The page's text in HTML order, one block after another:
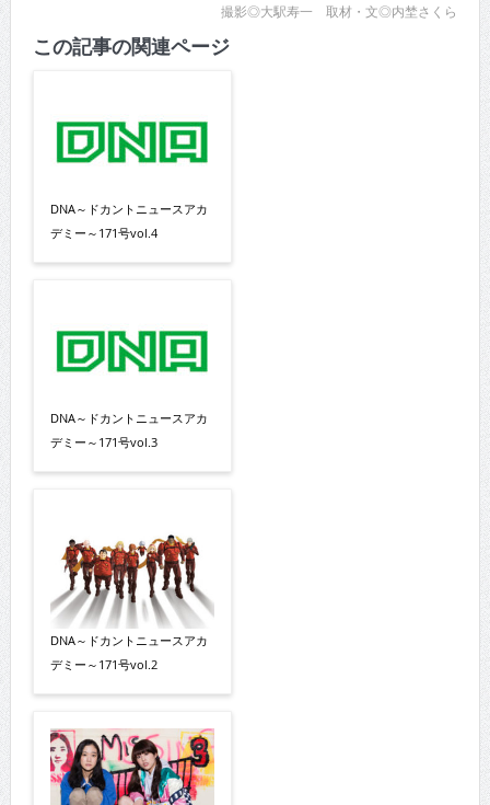
撮影◎大駅寿一 取材・文◎内埜さくら
この記事の関連ページ
DNA～ドカントニュースアカ
デミー～171号vol.4
DNA～ドカントニュースアカ
デミー～171号vol.3
DNA～ドカントニュースアカ
デミー～171号vol.2